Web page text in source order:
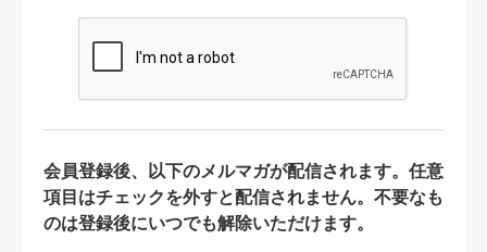
会員登録後、以下のメルマガが配信されます。任意
項目はチェックを外すと配信されません。不要なも
のは登録後にいつでも解除いただけます。